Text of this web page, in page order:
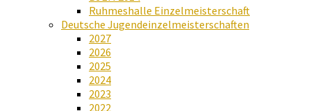
Ruhmeshalle Einzelmeisterschaft
Deutsche Jugendeinzelmeisterschaften
2027
2026
2025
2024
2023
2022